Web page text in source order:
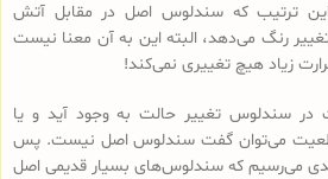
ترتیب که سندلوس اصل در مقابل آتش
رنگ می‌دهد، البته این به آن معنا نیست
زیاد هیچ تغییری نمی‌کند!
در سندلوس تغییر حالت به وجود آید و یا
می‌توان گفت سندلوس اصل نیست. پس
می‌رسیم که سندلوس‌های بسیار قدیمی اصل